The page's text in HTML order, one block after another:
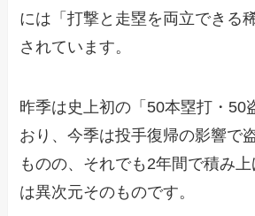
には「打撃と走塁を両立できる
されています。
昨季は史上初の「50本塁打・50
おり、今季は投手復帰の影響で
ものの、それでも2年間で積み上
は異次元そのものです。